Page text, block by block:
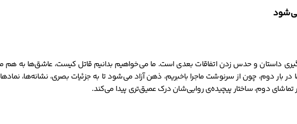
داستان و حدس زدن اتفاقات بعدی است. ما می‌خواهیم بدانیم قاتل کیست، عاشق‌ها به هم
بار دوم، چون از سرنوشت ماجرا باخبریم، ذهن آزاد می‌شود تا به جزئیات بصری، نشانه‌ها،
دوم، ساختار پیچیده‌ی روایی‌شان درک عمیق‌تری پیدا می‌کند.